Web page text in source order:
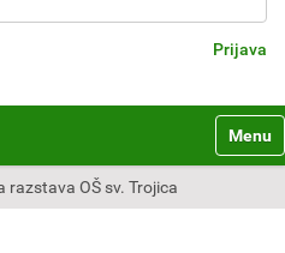
Prijava
razstava OŠ sv. Trojica